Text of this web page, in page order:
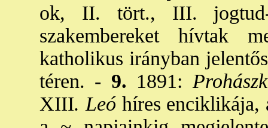
ok, II. tört., III. jogtud-
szakembereket hívtak
katholikus irányban
téren. - 9. 1891:
XIII. Leóhíres enciklikája,